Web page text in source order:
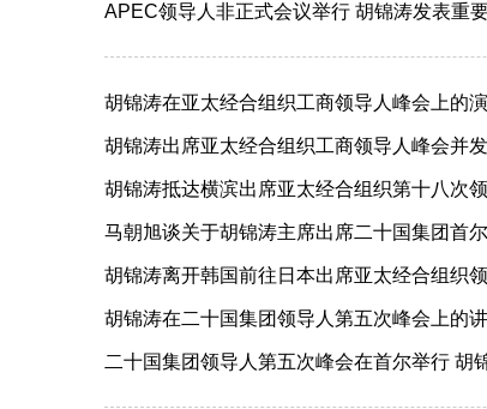
APEC领导人非正式会议举行 胡锦涛发表重
胡锦涛在亚太经合组织工商领导人峰会上的
胡锦涛出席亚太经合组织工商领导人峰会并
胡锦涛抵达横滨出席亚太经合组织第十八次
马朝旭谈关于胡锦涛主席出席二十国集团首
胡锦涛离开韩国前往日本出席亚太经合组织
胡锦涛在二十国集团领导人第五次峰会上的
二十国集团领导人第五次峰会在首尔举行 胡